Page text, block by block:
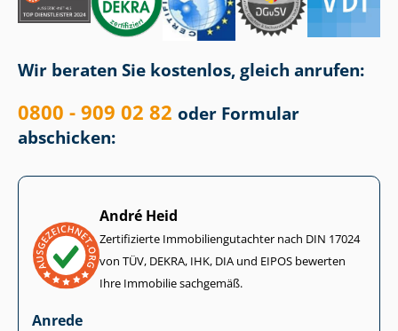
Wir beraten Sie kostenlos, gleich anrufen:
0800 - 909 02 82 oder Formular
abschicken:
André Heid
Zertifizierte Im­mo­bi­li­en­gut­ach­ter nach DIN 17024
von TÜV, DEKRA, IHK, DIA und EIPOS bewerten
Ihre Immobilie sachgemäß.
Anrede